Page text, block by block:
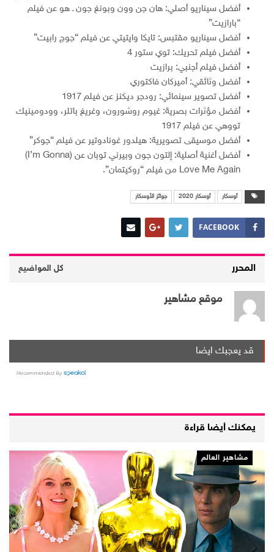
أفضل سيناريو أصلي: هان جن وون وبونغ جون ـ هو عن فيلم
“بارازيت”
أفضل سيناريو مقتبس: تايكا وايتيتي عن فيلم “جوج رابيت”
أفضل فيلم تحريك: توي ستور 4
أفضل فيلم أجنبي: برازيت
أفضل وثائقي: أميركان فاكتوري
أفضل تصوير سينمائي: رودجر ديكنز عن فيلم 1917
أفضل مؤثرات بصرية: غيوم روشورون، وغريغ باتلر، وودومينيك
تووهي عن فيلم 1917
أفضل موسيقى تصويرية: هيلدور غونادوتير عن فيلم “جوكر”
أفضل أغنية أصلية: إلتون جون وبيرني توبان عن (I’m Gonna)
Love Me Again من فيلم “روكيتمان”.
أوسكار أوسكار 2020 جوائز الأوسكار
FACEBOOK
المحرر كل المواضيع
موقع مشاهير
قد يعجبك ايضا
يمكنك أيضا قراءة
مشاهير العالم